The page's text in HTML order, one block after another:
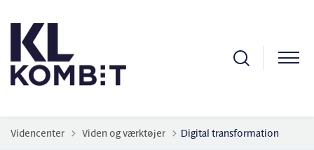
Videncenter Tilbage til
Viden og værktøjer Digital transformation